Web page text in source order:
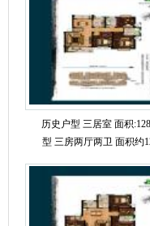
历史户型 三居室 面积
型 三房两厅两卫 面积约